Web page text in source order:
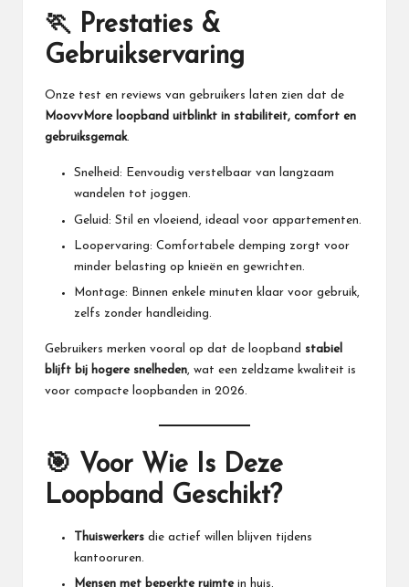
🏃 Prestaties &
Gebruikservaring
Onze test en reviews van gebruikers laten zien dat de
MoovvMoreloopband uitblinkt in stabiliteit, comfort en
gebruiksgemak.
Snelheid: Eenvoudig verstelbaar van langzaam
wandelen tot joggen.
Geluid: Stil en vloeiend, ideaal voor appartementen.
Loopervaring: Comfortabele demping zorgt voor
minder belasting op knieën en gewrichten.
Montage: Binnen enkele minuten klaar voor gebruik,
zelfs zonder handleiding.
Gebruikers merken vooral op dat de loopband stabiel
blijft bij hogere snelheden, wat een zeldzame kwaliteit is
voor compacte loopbanden in 2026.
🎯 Voor Wie Is Deze
Loopband Geschikt?
Thuiswerkers die actief willen blijven tijdens
kantooruren.
Mensen met beperkte ruimtein huis.